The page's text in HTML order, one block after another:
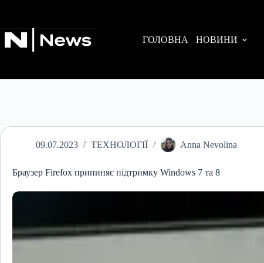
ГОЛОВНА
НОВИНИ
09.07.2023 ТЕХНОЛОГІЇ Anna Nevolina
Браузер Firefox припиняє підтримку Windows 7 та 8